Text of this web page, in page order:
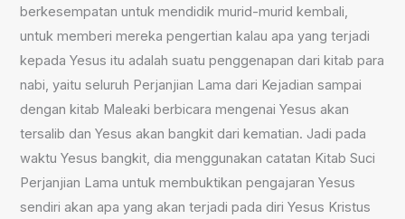
berkesempatan untuk mendidik murid-murid kembali,
untuk memberi mereka pengertian kalau apa yang terjadi
kepada Yesus itu adalah suatu penggenapan dari kitab para
nabi, yaitu seluruh Perjanjian Lama dari Kejadian sampai
dengan kitab Maleaki berbicara mengenai Yesus akan
tersalib dan Yesus akan bangkit dari kematian. Jadi pada
waktu Yesus bangkit, dia menggunakan catatan Kitab Suci
Perjanjian Lama untuk membuktikan pengajaran Yesus
sendiri akan apa yang akan terjadi pada diri Yesus Kristus